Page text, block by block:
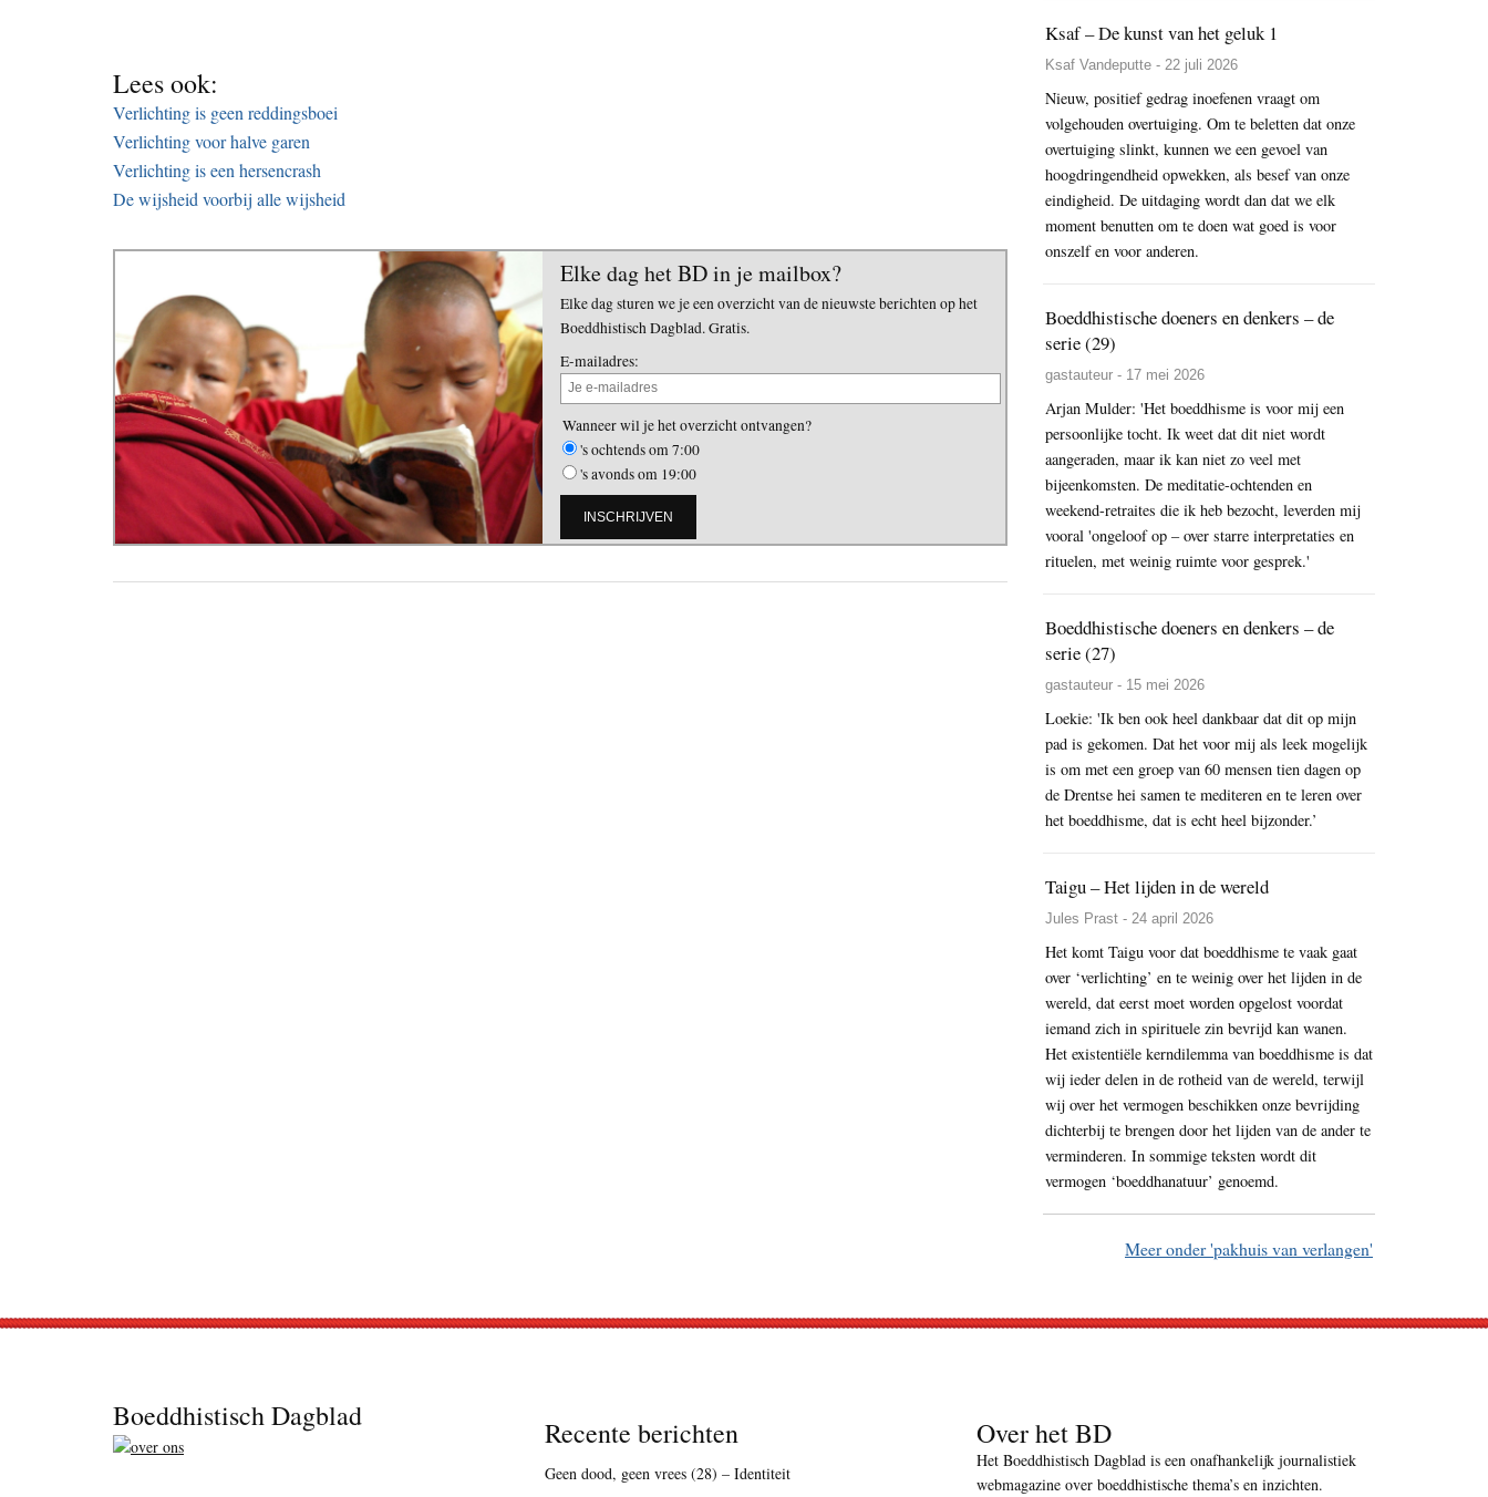
Lees ook:
Verlichting is geen reddingsboei
Verlichting voor halve garen
Verlichting is een hersencrash
De wijsheid voorbij alle wijsheid
Elke dag het BD in je mailbox?
Elke dag sturen we je een overzicht van de nieuwste berichten op het
Boeddhistisch Dagblad. Gratis.
E-mailadres:
Wanneer wil je het overzicht ontvangen?
's ochtends om 7:00
's avonds om 19:00
Ksaf – De kunst van het geluk 1
Ksaf Vandeputte - 22 juli 2026
Nieuw, positief gedrag inoefenen vraagt om
volgehouden overtuiging. Om te beletten dat onze
overtuiging slinkt, kunnen we een gevoel van
hoogdringendheid opwekken, als besef van onze
eindigheid. De uitdaging wordt dan dat we elk
moment benutten om te doen wat goed is voor
onszelf en voor anderen.
Boeddhistische doeners en denkers – de
serie (29)
gastauteur - 17 mei 2026
Arjan Mulder: 'Het boeddhisme is voor mij een
persoonlijke tocht. Ik weet dat dit niet wordt
aangeraden, maar ik kan niet zo veel met
bijeenkomsten. De meditatie-ochtenden en
weekend-retraites die ik heb bezocht, leverden mij
vooral 'ongeloof op – over starre interpretaties en
rituelen, met weinig ruimte voor gesprek.'
Boeddhistische doeners en denkers – de
serie (27)
gastauteur - 15 mei 2026
Loekie: 'Ik ben ook heel dankbaar dat dit op mijn
pad is gekomen. Dat het voor mij als leek mogelijk
is om met een groep van 60 mensen tien dagen op
de Drentse hei samen te mediteren en te leren over
het boeddhisme, dat is echt heel bijzonder.’
Taigu – Het lijden in de wereld
Jules Prast - 24 april 2026
Het komt Taigu voor dat boeddhisme te vaak gaat
over ‘verlichting’ en te weinig over het lijden in de
wereld, dat eerst moet worden opgelost voordat
iemand zich in spirituele zin bevrijd kan wanen.
Het existentiële kerndilemma van boeddhisme is dat
wij ieder delen in de rotheid van de wereld, terwijl
wij over het vermogen beschikken onze bevrijding
dichterbij te brengen door het lijden van de ander te
verminderen. In sommige teksten wordt dit
vermogen ‘boeddhanatuur’ genoemd.
Meer onder 'pakhuis van verlangen'
Boeddhistisch Dagblad Recente berichten
Geen dood, geen vrees (28) – Identiteit
Over het BD
Het Boeddhistisch Dagblad is een onafhankelijk journalistiek
webmagazine over boeddhistische thema’s en inzichten.